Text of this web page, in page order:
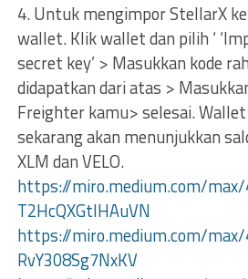
4. Untuk mengimpor StellarX
wallet. Klik wallet dan pilih ‘
secret key’ > Masukkan kode
didapatkan dari atas >
Freighter kamu> selesai.
sekarang akan menunjukkan
XLM dan VELO.
https://miro.medium.com/
T2HcQXGtIHAuVN
https://miro.medium.com/
RvY308Sg7NxKV